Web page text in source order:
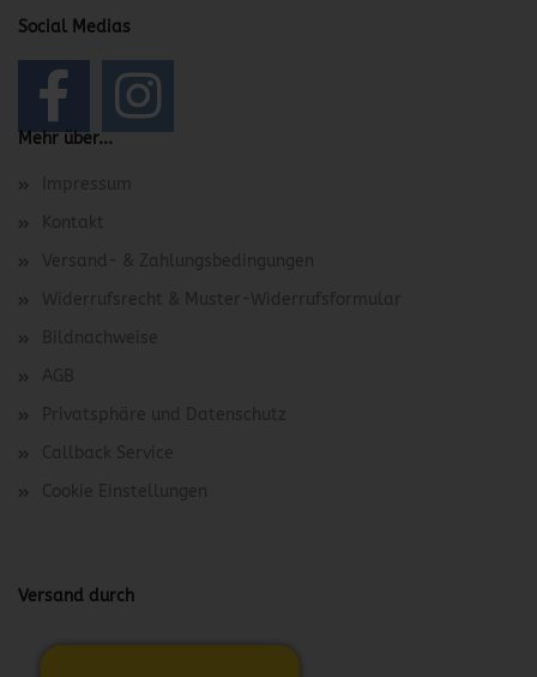
Social Medias
Mehr über...
Impressum
Kontakt
Versand- & Zahlungsbedingungen
Widerrufsrecht & Muster-Widerrufsformular
Bildnachweise
AGB
Privatsphäre und Datenschutz
Callback Service
Cookie Einstellungen
Versand durch